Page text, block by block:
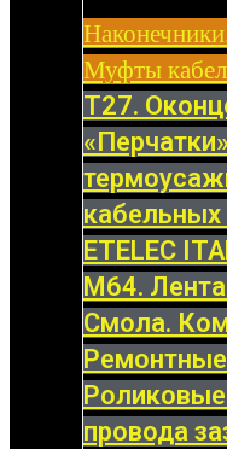
Муфты
Т27.
«Перчатки»
кабельных
ETELEC
М64.
Смола.
провода